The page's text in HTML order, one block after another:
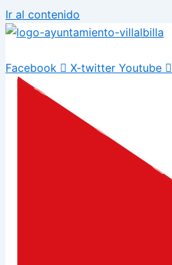
Ir al contenido
Facebook X-twitter Youtube